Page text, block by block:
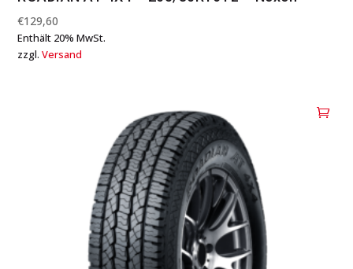
€129,60
Enthält 20% MwSt.
zzgl.Versand